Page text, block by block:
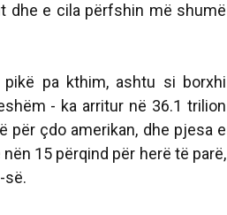
dhe e cila përfshin më shumë
pa kthim, ashtu si borxhi
- ka arritur në 36.1 trilion
për çdo amerikan, dhe pjesa e
15 përqind për herë të parë,
së.